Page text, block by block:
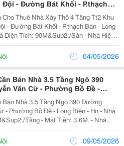
Đội - Đường Bát Khối - P.thạch
Cho Thuê Nhà Xây Thô 4 Tầng Tt2 Khu
- Đường Bát Khối - P.thạch Bàn - Long
Diện Tích: 90M&Sup2;/Sàn - Nhà Hiện
Thiết Kế Dạng Biệt Thự Liền Kề
Thể Về Setup Hoàn Thiện...04/05/2026
Bán Nhà 3.5 Tầng Ngõ 390
Văn Cừ - Phường Bồ Đề -
Bán Nhà 3.5 Tầng Ngõ 390 Đường
- Phường Bồ Đề - Long Biên - Hn - Nhà
Tầng - Mặt Tiền: 3.6M. - Nhà
Chắc Chắn 3.5 Tầng Hiện Đang Cho
Ổn Định. - Khu Dân Cư Cao Cấp, Mật...
09/05/2026